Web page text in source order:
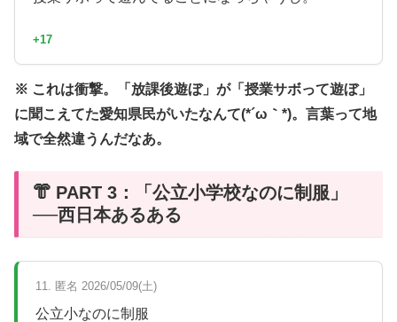
+17
※ これは衝撃。「放課後遊ぼ」が「授業サボって遊ぼ」
に聞こえてた愛知県民がいたなんて(*´ω｀*)。言葉って地
域で全然違うんだなあ。
👘 PART 3：「公立小学校なのに制服」
──西日本あるある
11. 匿名 2026/05/09(土)
公立小なのに制服